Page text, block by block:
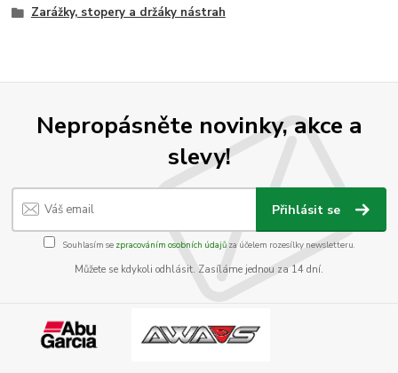
Zarážky, stopery a držáky nástrah
Nepropásněte novinky, akce a
slevy!
Přihlásit se
Souhlasím se zpracováním osobních údajůza účelem rozesílky newsletteru.
Můžete se kdykoli odhlásit. Zasíláme jednou za 14 dní.